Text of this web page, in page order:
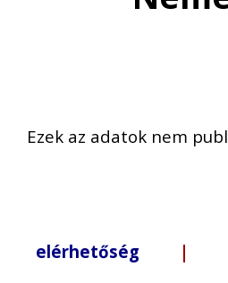
Ezek az adatok nem
elérhetőség |